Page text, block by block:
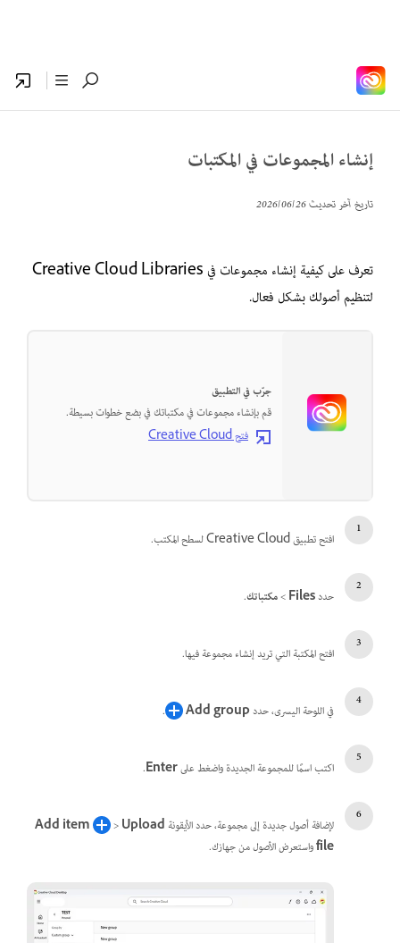
إنشاء المجموعات في المكتبات
تاريخ آخر تحديث26‏/06‏/2026
تعرف على كيفية إنشاء مجموعات في Creative Cloud Libraries
لتنظيم أصولك بشكل فعال.
جرّب في التطبيق
قم بإنشاء مجموعات في مكتباتك في بضع خطوات بسيطة.
فتح Creative Cloud
افتح تطبيق Creative Cloud لسطح المكتب.
حدد >مكتباتك.
افتح المكتبة التي تريد إنشاء مجموعة فيها.
في اللوحة اليسرى، حددAdd group
.
اكتب اسمًا للمجموعة الجديدة واضغط علىEnter
.
لإضافة أصول جديدة إلى مجموعة، حدد الأيقونة Add item >Upload
fileواستعرض الأصول من جهازك.